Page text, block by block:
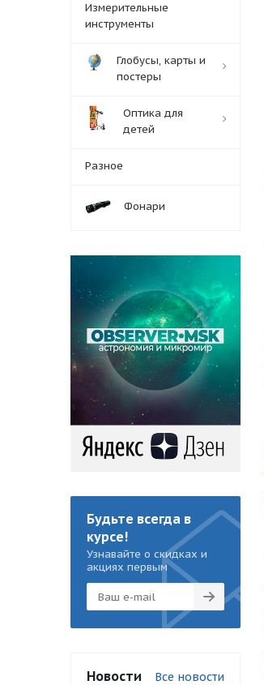
Измерительные
инструменты
Глобусы, карты и
постеры
Оптика для
детей
Разное
Фонари
Будьте всегда в
курсе!
Узнавайте о скидках и
акциях первым
Новости Все новости